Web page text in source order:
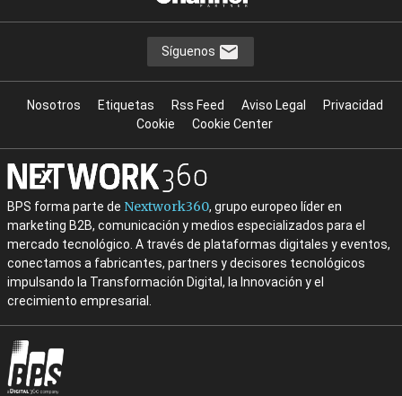
Síguenos
Nosotros Etiquetas Rss Feed Aviso Legal
Privacidad
Cookie
Cookie Center
BPS forma parte de Nextwork360, grupo europeo líder en
marketing B2B, comunicación y medios especializados para el
mercado tecnológico. A través de plataformas digitales y eventos,
conectamos a fabricantes, partners y decisores tecnológicos
impulsando la Transformación Digital, la Innovación y el
crecimiento empresarial.